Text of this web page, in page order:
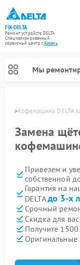
FIX-DELTA
Ремонт устройств DELTA
Специализированный
cервисный центр г.Казань
Мы
Кофемашина DELTA
Замена
Привезем и
собственной
Гарантия на
DELTAдо 3-х
Срочный
Скидка для
Получите
Оригинальные